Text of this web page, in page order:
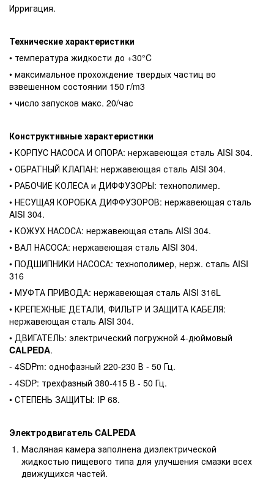
Ирригация.
Технические характеристики
• температура жидкости до +30°C
• максимальное прохождение твердых частиц во
взвешенном состоянии 150 г/m3
• число запусков макс. 20/час
Конструктивные характеристики
• КОРПУС НАСОСА И ОПОРА: нержавеющая сталь AISI 304.
• ОБРАТНЫЙ КЛАПАН: нержавеющая сталь AISI 304.
• РАБОЧИЕ КОЛЕСА и ДИФФУЗОРЫ: технополимер.
• НЕСУЩАЯ КОРОБКА ДИФФУЗОРОВ: нержавеющая сталь
AISI 304.
• КОЖУХ НАСОСА: нержавеющая сталь AISI 304.
• ВАЛ НАСОСА: нержавеющая сталь AISI 304.
• ПОДШИПНИКИ НАСОСА: технополимер, нерж. сталь AISI
316
• МУФТА ПРИВОДА: нержавеющая сталь AISI 316L
• КРЕПЕЖНЫЕ ДЕТАЛИ, ФИЛЬТР И ЗАЩИТА КАБЕЛЯ:
нержавеющая сталь AISI 304.
• ДВИГАТЕЛЬ: электрический погружной 4-дюймовый
CALPEDA.
- 4SDPm: однофазный 220-230 В - 50 Гц.
- 4SDP: трехфазный 380-415 В - 50 Гц.
• СТЕПЕНЬ ЗАЩИТЫ: IP 68.
Электродвигатель CALPEDA
Масляная камера заполнена диэлектрической
жидкостью пищевого типа для улучшения смазки всех
движущихся частей.